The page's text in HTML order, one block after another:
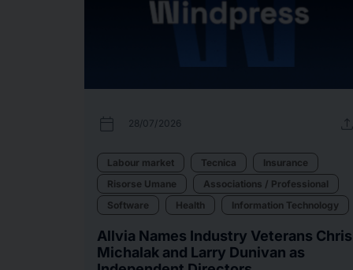
calendar_today 28/07/2026
Labour market Tecnica
Insurance
Risorse Umane
Associations / Professional
Software
Health Information Technology
Allvia Names Industry Veterans Chris
Michalak and Larry Dunivan as